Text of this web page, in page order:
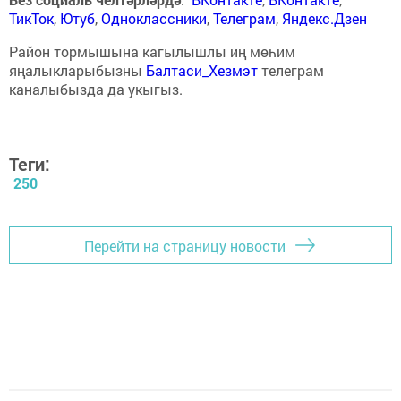
ТикТок, Ютуб,Одноклассники,Телеграм, Яндекс.Дзен
Район тормышына кагылышлы иң мөһим
яңалыкларыбызны Балтаси_Хезмэттелеграм
каналыбызда да укыгыз.
Теги:
250
Перейти на страницу новости